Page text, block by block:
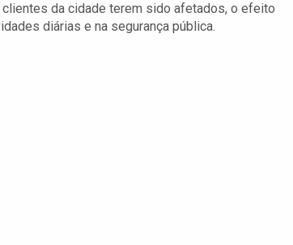
da cidade terem sido afetados, o efeito
diárias e na segurança pública.